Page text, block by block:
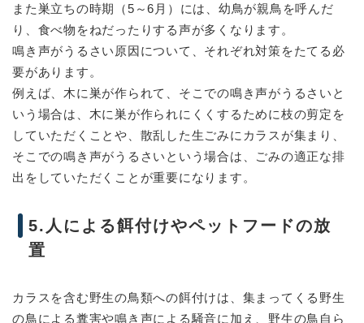
また巣立ちの時期（5～6月）には、幼鳥が親鳥を呼んだ
り、食べ物をねだったりする声が多くなります。
鳴き声がうるさい原因について、それぞれ対策をたてる必
要があります。
例えば、木に巣が作られて、そこでの鳴き声がうるさいと
いう場合は、木に巣が作られにくくするために枝の剪定を
していただくことや、散乱した生ごみにカラスが集まり、
そこでの鳴き声がうるさいという場合は、ごみの適正な排
出をしていただくことが重要になります。
5.人による餌付けやペットフードの放
置
カラスを含む野生の鳥類への餌付けは、集まってくる野生
の鳥による糞害や鳴き声による騒音に加え、野生の鳥自ら